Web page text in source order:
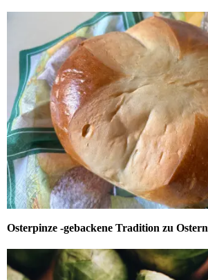
Osterpinze -gebackene Tradition zu Ostern